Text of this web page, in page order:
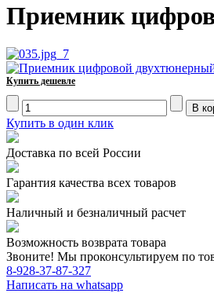
Приемник
Купить дешевле
Купить в один клик
Доставка по всей России
Гарантия качества всех товаров
Наличный и безналичный расчет
Возможность возврата товара
Звоните! Мы проконсультируем по
8-928-37-87-327
Написать на whatsapp